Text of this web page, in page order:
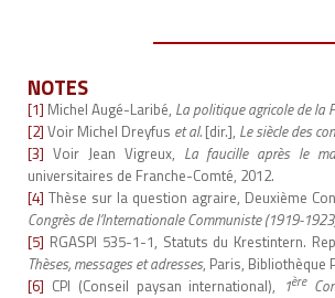
NOTES
[1] Michel Augé-Laribé, La politique agricole de la
[2] Voir Michel Dreyfus et al. [dir.], Le siècle des
[3] Voir Jean Vigreux, La faucille après le
universitaires de Franche-Comté, 2012.
[4] Thèse sur la question agraire, Deuxième
Congrès de l’Internationale Communiste (1919-
[5] RGASPI 535-1-1, Statuts du Krestintern.
Thèses, messages et adresses, Paris, Bibliothèque
[6] CPI (Conseil paysan international), 1ère